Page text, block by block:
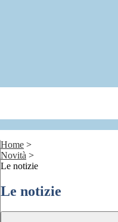
Home >
Novità >
Le notizie
Le notizie